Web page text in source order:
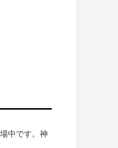
中です。神